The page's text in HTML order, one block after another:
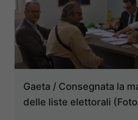
Gaeta / Consegnata la
delle liste elettorali